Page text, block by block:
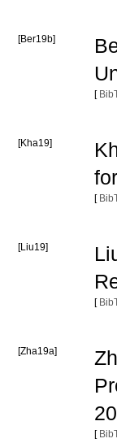
[Ber19b]
[
[Kha19]
[
[Liu19]
[
[Zha19a]
[